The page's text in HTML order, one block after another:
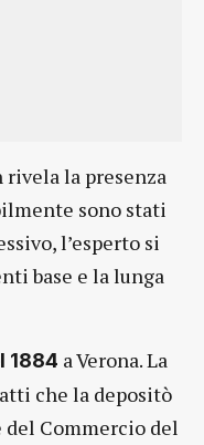
la presenza
sono stati
l’esperto si
base e la lunga
1884 a Verona. La
che la depositò
Commercio del